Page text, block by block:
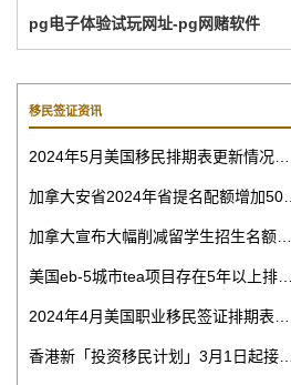
pg电子体验试玩网址-pg网赌软件
移民签证资讯
2024年5月美国移民排期表更新情况…
加拿大安省2024年省提名配额增加50…
加拿大宣布大幅削减留学生招生名额…
美国eb-5城市tea项目存在5年以上排…
2024年4月美国职业移民签证排期表…
香港新「投资移民计划」3月1日起接…